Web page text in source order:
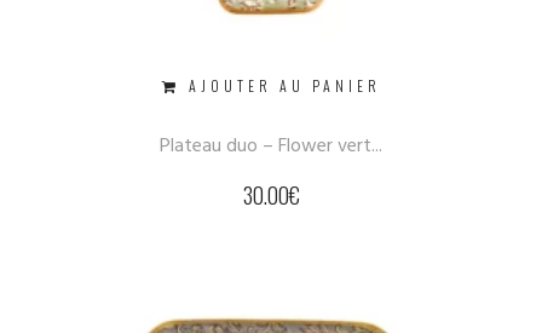
AJOUTER AU PANIER
Plateau duo – Flower vert...
30.00€